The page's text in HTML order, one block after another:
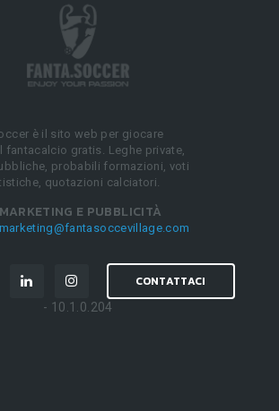
è il sito web per giocare
fantacalcio gratis. Leghe private,
probabili formazioni, voti
quotazioni calciatori.
MARKETING E PUBBLICITÀ
marketing@fantasoccevillage.com
CONTATTACI
- 10.1.0.204